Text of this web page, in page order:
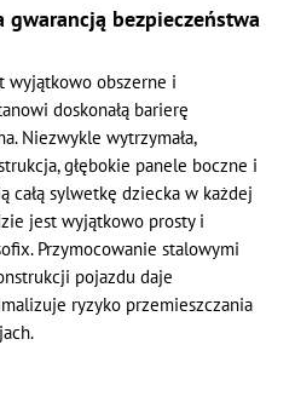
gwarancją bezpieczeństwa
wyjątkowo obszerne i
doskonałą barierę
Niezwykle wytrzymała,
głębokie panele boczne i
całą sylwetkę dziecka w każdej
jest wyjątkowo prosty i
Przymocowanie stalowymi
pojazdu daje
ryzyko przemieszczania